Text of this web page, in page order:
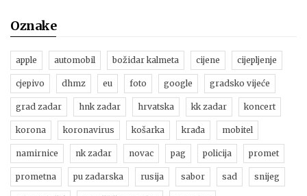
Oznake
apple automobil božidar kalmeta cijene cijepljenje
cjepivo dhmz eu foto google gradsko vijeće
grad zadar hnk zadar hrvatska kk zadar koncert
korona koronavirus košarka krađa mobitel
namirnice nk zadar novac pag policija promet
prometna pu zadarska rusija sabor sad snijeg